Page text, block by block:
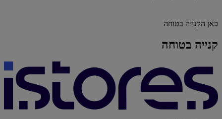
כאן הקנייה בטוחה
קנייה בטוחה